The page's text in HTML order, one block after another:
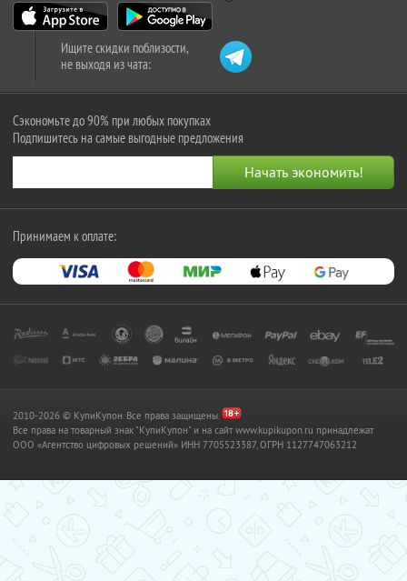
Ищите скидки поблизости,
не выходя из чата:
Сэкономьте до 90% при любых покупках
Подпишитесь на самые выгодные предложения
Принимаем к оплате:
2010-2026 © КупиКупон. Все права защищены.
Все права на товарный знак "КупиКупон" и на сайт www.kupikupon.ru принадлежат
OOO «Агентство цифровых решений» ИНН 7705523387, ОГРН 1127747063212